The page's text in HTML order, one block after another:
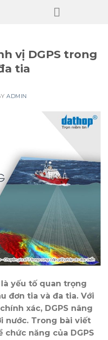
vị DGPS trong
tia
ADMIN
yếu tố quan trọng
đơn tia và đa tia. Với
xác, DGPS nâng
nước. Trong bài viết
chức năng của DGPS